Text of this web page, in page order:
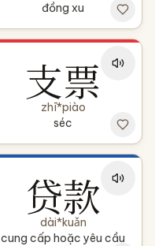
đồng xu
支票
zhī*piào
séc
贷款
dài*kuǎn
cung cấp hoặc yêu cầu